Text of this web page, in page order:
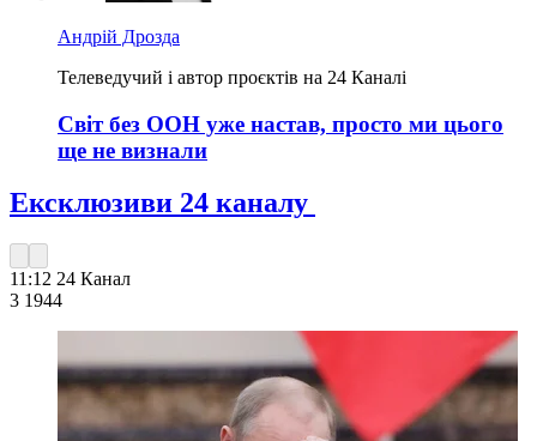
Андрій Дрозда
Телеведучий і автор проєктів на 24 Каналі
Світ без ООН уже настав, просто ми цього
ще не визнали
Ексклюзиви 24 каналу
11:12 24 Канал
3 1944